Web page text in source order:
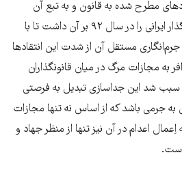
مطرح شده به قانون و به تبع آن
عملکرد دستگاه قضایی، قانونگذار ایرانی را در سال ۹۲ بر آن داشت تا با
مستقل آن از شدت این انتقادها
به مجازات مرگ در میان قانونگذاران
سبب شد این جداسازی تبدیل به فرصتی
جرمی باشد که از اساس نه تنها مجازات
اعدام در آن نیز تنها از منظر جهاد و